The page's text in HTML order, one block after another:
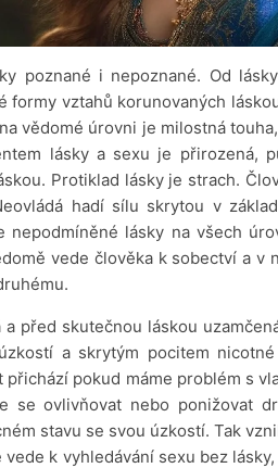
poznané i nepoznané. Od
formy vztahů korunovaných
vědomé úrovni je milostná
lásky a sexu je přirozená,
Protiklad lásky je strach.
hadí sílu skrytou v
nepodmíněné lásky na všech
vede člověka k sobectví a
před skutečnou láskou
a skrytým pocitem
přichází pokud máme problém s
se ovlivňovat nebo ponižovat
stavu se svou úzkostí. Tak
k vyhledávání sexu bez